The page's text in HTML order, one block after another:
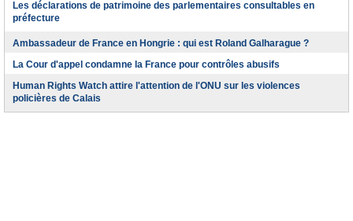
Les déclarations de patrimoine des parlementaires consultables en
préfecture
Ambassadeur de France en Hongrie : qui est Roland Galharague ?
La Cour d'appel condamne la France pour contrôles abusifs
Human Rights Watch attire l'attention de l'ONU sur les violences
policières de Calais